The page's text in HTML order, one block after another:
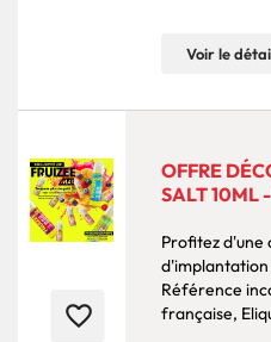
Voir le
favorite_border
OFFRE
SALT 10ML
Profitez d'une
d'implantation
Référence
française,